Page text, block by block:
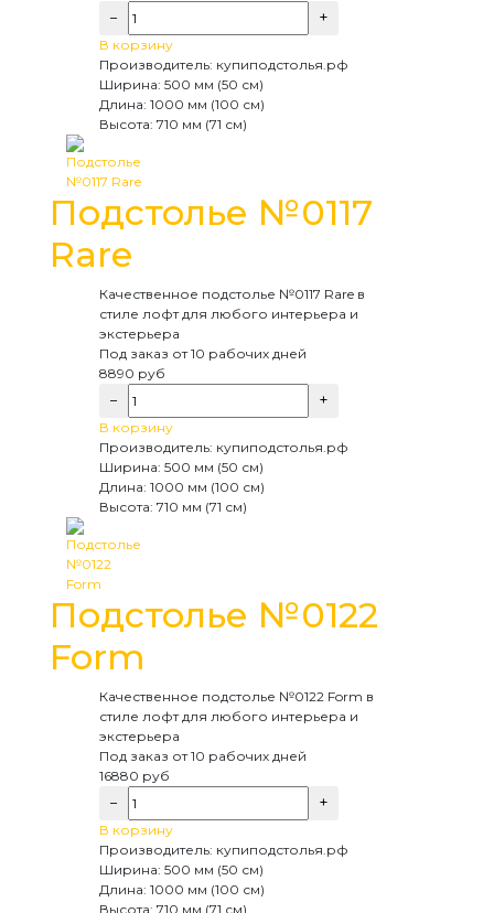
− +
В корзину
Производитель: купиподстолья.рф
Ширина: 500 мм (50 см)
Длина: 1000 мм (100 см)
Высота: 710 мм (71 см)
Подстолье №0117
Rare
Качественное подстолье №0117 Rare в
стиле лофт для любого интерьера и
экстерьера
Под заказ от 10 рабочих дней
8890 руб
− +
В корзину
Производитель: купиподстолья.рф
Ширина: 500 мм (50 см)
Длина: 1000 мм (100 см)
Высота: 710 мм (71 см)
Подстолье №0122
Form
Качественное подстолье №0122 Form в
стиле лофт для любого интерьера и
экстерьера
Под заказ от 10 рабочих дней
16880 руб
− +
В корзину
Производитель: купиподстолья.рф
Ширина: 500 мм (50 см)
Длина: 1000 мм (100 см)
Высота: 710 мм (71 см)